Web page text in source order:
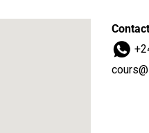
Contact